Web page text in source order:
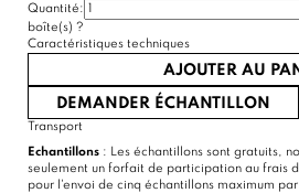
Quantité:
boîte(s) ?
Caractéristiques techniques
AJOUTER AU
DEMANDER ÉCHANTILLON
Transport
Echantillons : Les échantillons sont gratuits,
seulement un forfait de participation au frais
pour l'envoi de cinq échantillons maximum